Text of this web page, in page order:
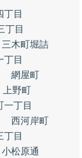
丁目
丁目
三木町堀詰
丁目
網屋町
上野町
一丁目
西河岸町
丁目
小松原通